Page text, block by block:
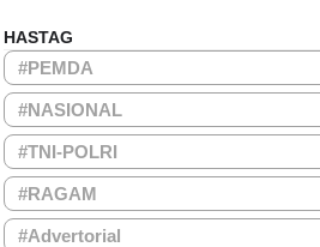
HASTAG
#PEMDA
#NASIONAL
#TNI-POLRI
#RAGAM
#Advertorial